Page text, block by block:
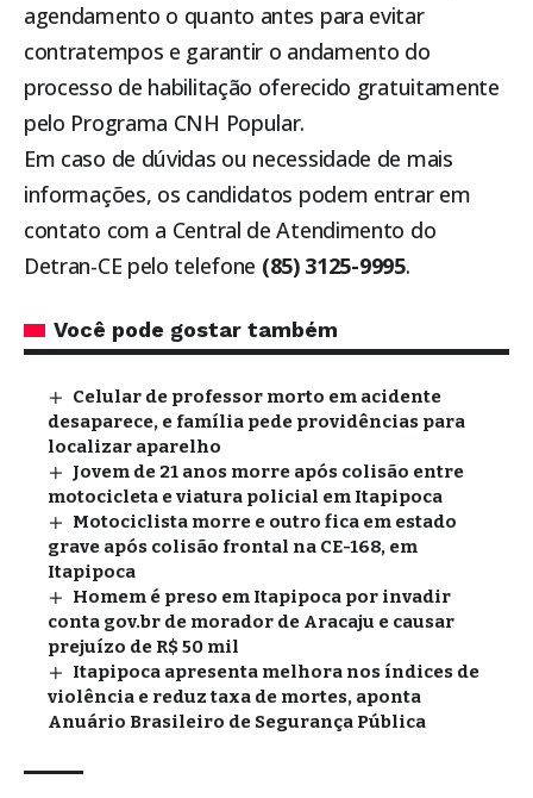
agendamento o quanto antes para evitar
contratempos e garantir o andamento do
processo de habilitação oferecido gratuitamente
pelo Programa CNH Popular.
Em caso de dúvidas ou necessidade de mais
informações, os candidatos podem entrar em
contato com a Central de Atendimento do
Detran-CE pelo telefone (85) 3125-9995.
Você pode gostar também
Celular de professor morto em acidente
desaparece, e família pede providências para
localizar aparelho
Jovem de 21 anos morre após colisão entre
motocicleta e viatura policial em Itapipoca
Motociclista morre e outro fica em estado
grave após colisão frontal na CE-168, em
Itapipoca
Homem é preso em Itapipoca por invadir
conta gov.br de morador de Aracaju e causar
prejuízo de R$ 50 mil
Itapipoca apresenta melhora nos índices de
violência e reduz taxa de mortes, aponta
Anuário Brasileiro de Segurança Pública